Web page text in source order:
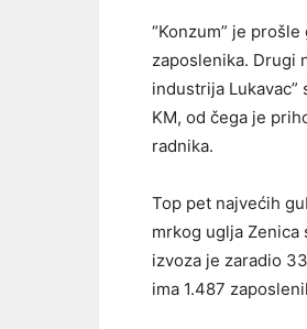
“Konzum” je
zaposlenika. Drugi
industrija
KM, od čega je
radnika.
Top pet najvećih
mrkog uglja Zenica
izvoza je zaradio
ima 1.487